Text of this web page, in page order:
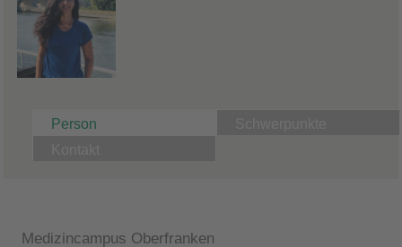
Person
Medizincampus Oberfranken